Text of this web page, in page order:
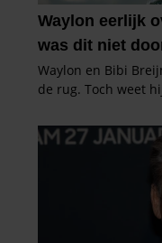
partners kunnen
informatie die u aan
verzameld op basis
gaat akkoord met
gebruiken.